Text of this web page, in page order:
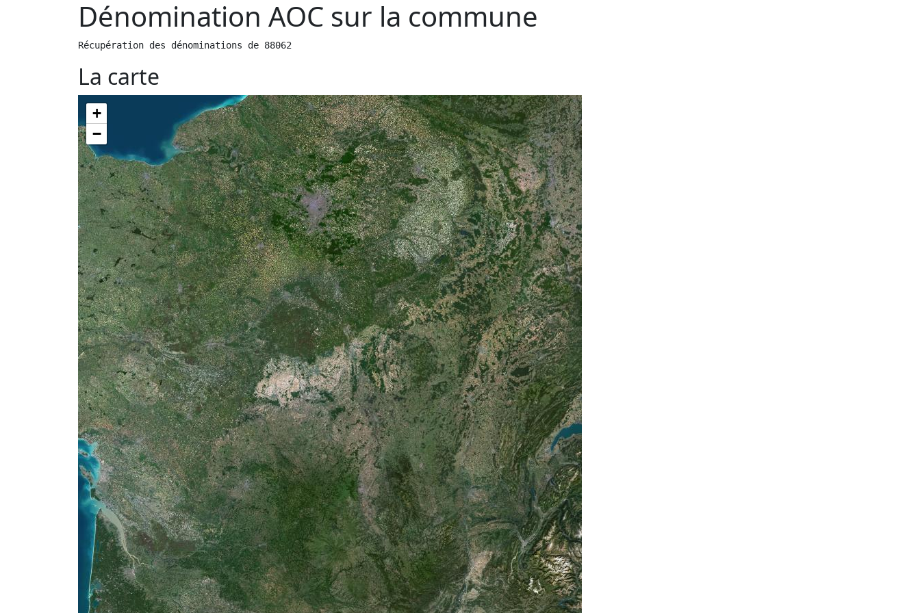
Dénomination AOC sur la commune
Récupération des dénominations de 88062
La carte
+
−